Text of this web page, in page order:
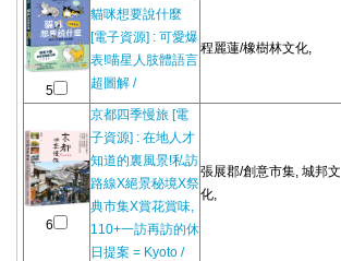
5
貓咪想要說什麼
[電子資源] : 可愛爆
表!喵星人肢體語言
超圖解 /
程麗蓮/橡樹林文化,
6
京都四季慢旅 [電
子資源] : 在地人才
知道的裏風景!私訪
路線X絕景秘境X祭
典市集X賞花賞味,
110+一訪再訪的休
日提案 = Kyoto /
張展郡/創意市集, 城邦文
化,